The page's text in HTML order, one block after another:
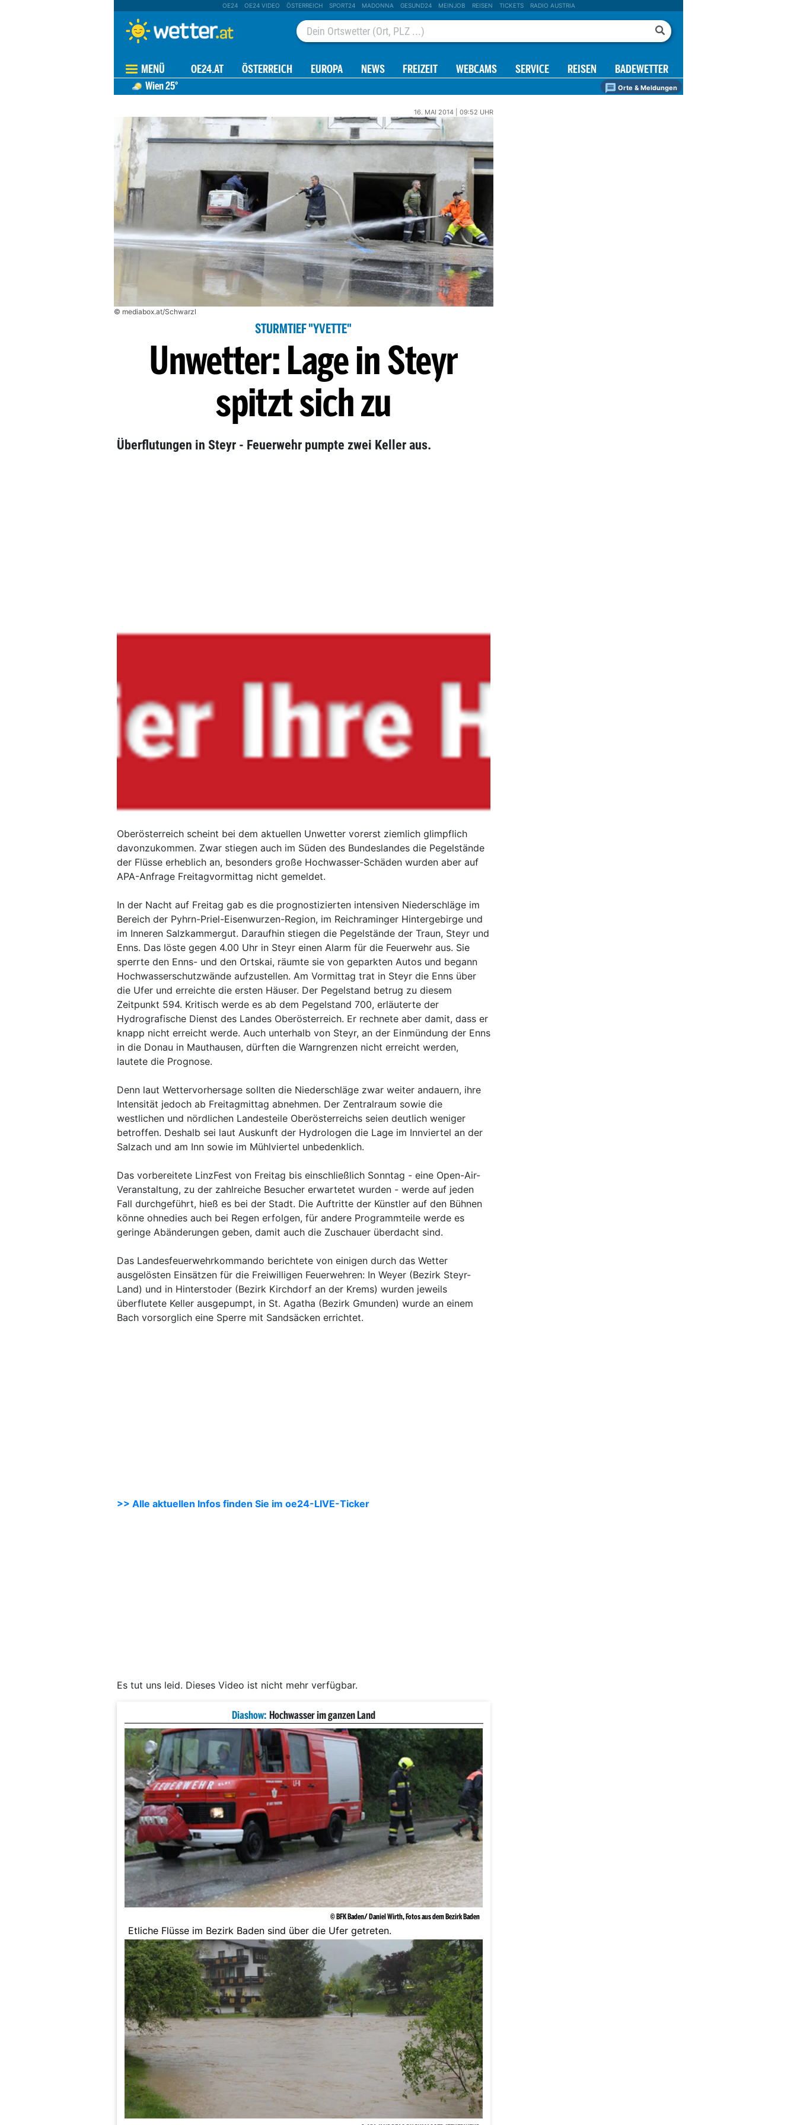
OE24 OE24 VIDEO ÖSTERREICH SPORT24 MADONNA GESUND24 MEINJOB REISEN TICKETS RADIO AUSTRIA
MENÜ OE24.AT ÖSTERREICH EUROPA NEWS FREIZEIT WEBCAMS SERVICE REISEN BADEWETTER
Wien25° Orte & Meldungen
16. MAI 2014 | 09:52 UHR
© mediabox.at/Schwarzl
STURMTIEF "YVETTE"
Unwetter: Lage in Steyr
spitzt sich zu
Überflutungen in Steyr - Feuerwehr pumpte zwei Keller aus.
Oberösterreich scheint bei dem aktuellen Unwetter vorerst ziemlich glimpflich
davonzukommen. Zwar stiegen auch im Süden des Bundeslandes die Pegelstände
der Flüsse erheblich an, besonders große Hochwasser-Schäden wurden aber auf
APA-Anfrage Freitagvormittag nicht gemeldet.
In der Nacht auf Freitag gab es die prognostizierten intensiven Niederschläge im
Bereich der Pyhrn-Priel-Eisenwurzen-Region, im Reichraminger Hintergebirge und
im Inneren Salzkammergut. Daraufhin stiegen die Pegelstände der Traun, Steyr und
Enns. Das löste gegen 4.00 Uhr in Steyr einen Alarm für die Feuerwehr aus. Sie
sperrte den Enns- und den Ortskai, räumte sie von geparkten Autos und begann
Hochwasserschutzwände aufzustellen. Am Vormittag trat in Steyr die Enns über
die Ufer und erreichte die ersten Häuser. Der Pegelstand betrug zu diesem
Zeitpunkt 594. Kritisch werde es ab dem Pegelstand 700, erläuterte der
Hydrografische Dienst des Landes Oberösterreich. Er rechnete aber damit, dass er
knapp nicht erreicht werde. Auch unterhalb von Steyr, an der Einmündung der Enns
in die Donau in Mauthausen, dürften die Warngrenzen nicht erreicht werden,
lautete die Prognose.
Denn laut Wettervorhersage sollten die Niederschläge zwar weiter andauern, ihre
Intensität jedoch ab Freitagmittag abnehmen. Der Zentralraum sowie die
westlichen und nördlichen Landesteile Oberösterreichs seien deutlich weniger
betroffen. Deshalb sei laut Auskunft der Hydrologen die Lage im Innviertel an der
Salzach und am Inn sowie im Mühlviertel unbedenklich.
Das vorbereitete LinzFest von Freitag bis einschließlich Sonntag - eine Open-Air-
Veranstaltung, zu der zahlreiche Besucher erwartetet wurden - werde auf jeden
Fall durchgeführt, hieß es bei der Stadt. Die Auftritte der Künstler auf den Bühnen
könne ohnedies auch bei Regen erfolgen, für andere Programmteile werde es
geringe Abänderungen geben, damit auch die Zuschauer überdacht sind.
Das Landesfeuerwehrkommando berichtete von einigen durch das Wetter
ausgelösten Einsätzen für die Freiwilligen Feuerwehren: In Weyer (Bezirk Steyr-
Land) und in Hinterstoder (Bezirk Kirchdorf an der Krems) wurden jeweils
überflutete Keller ausgepumpt, in St. Agatha (Bezirk Gmunden) wurde an einem
Bach vorsorglich eine Sperre mit Sandsäcken errichtet.
>> Alle aktuellen Infos finden Sie im oe24-LIVE-Ticker
Es tut uns leid. Dieses Video ist nicht mehr verfügbar.
Diashow: Hochwasser im ganzen Land
© BFK Baden/ Daniel Wirth, Fotos aus dem Bezirk Baden
Etliche Flüsse im Bezirk Baden sind über die Ufer getreten.